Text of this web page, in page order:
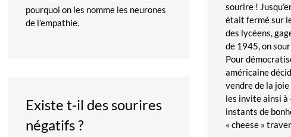
pourquoi on les nomme les neurones
de l’empathie.
sourire !
était fermé sur
des lycéens,
de 1945, on
Pour
américaine
vendre de la
les invite ainsi
instants de
« cheese »
Existe t-il des sourires
négatifs ?